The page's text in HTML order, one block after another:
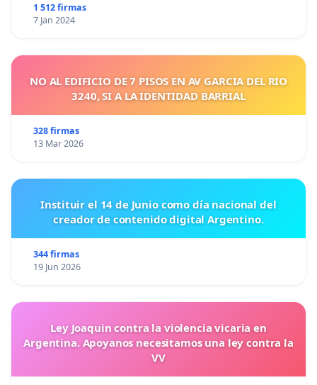
1 512 firmas
7 Jan 2024
NO AL EDIFICIO DE 7 PISOS EN AV GARCIA DEL RIO
3240, SI A LA IDENTIDAD BARRIAL
328 firmas
13 Mar 2026
Instituir el 14 de Junio como día nacional del
creador de contenido digital Argentino.
344 firmas
19 Jun 2026
Ley Joaquin contra la violencia vicaria en
Argentina. Apoyanos necesitamos una ley contra la
VV